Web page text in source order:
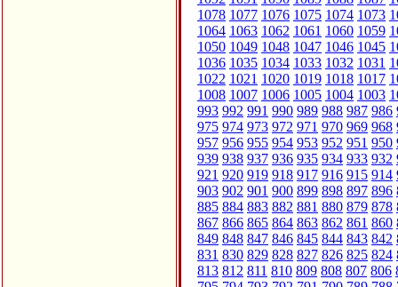
1078 1077 1076 1075 1074 1073
1064 1063 1062 1061 1060 1059
1050 1049 1048 1047 1046 1045
1036 1035 1034 1033 1032 1031
1022 1021 1020 1019 1018 1017
1008 1007 1006 1005 1004 1003
993 992 991 990 989 988 987 986
975 974 973 972 971 970 969 968
957 956 955 954 953 952 951 950
939 938 937 936 935 934 933 932
921 920 919 918 917 916 915 914
903 902 901 900 899 898 897 896
885 884 883 882 881 880 879 878
867 866 865 864 863 862 861 860
849 848 847 846 845 844 843 842
831 830 829 828 827 826 825 824
813 812 811 810 809 808 807 806